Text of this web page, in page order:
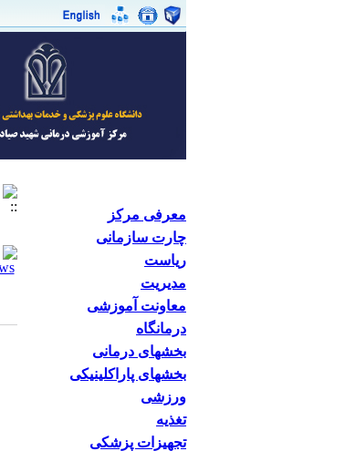
معرفی مرکز
چارت سازمانی
ریاست
مدیریت
معاونت آموزشی
درمانگاه
بخشهای درمانی
بخشهای پاراکلینیکی
ورزشی
تغذیه
تجهیزات پزشکی